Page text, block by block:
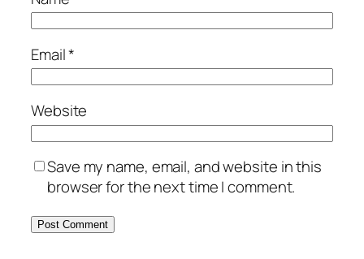
Email*
Website
Save my name, email, and website in this
browser for the next time I comment.